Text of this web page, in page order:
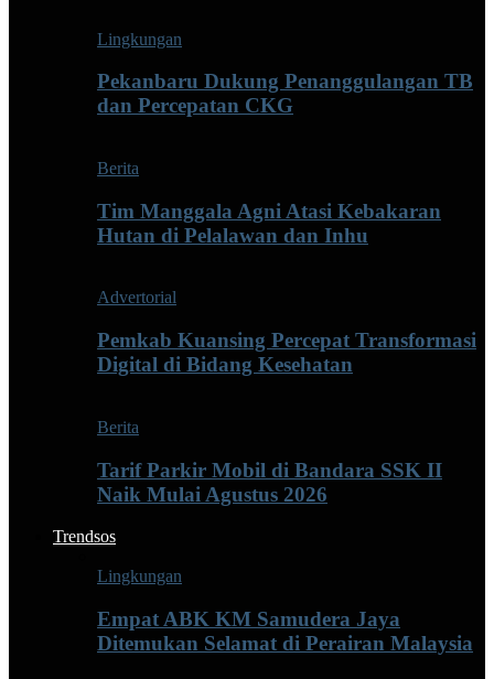
Lingkungan
Pekanbaru Dukung Penanggulangan TB
dan Percepatan CKG
Berita
Tim Manggala Agni Atasi Kebakaran
Hutan di Pelalawan dan Inhu
Advertorial
Pemkab Kuansing Percepat Transformasi
Digital di Bidang Kesehatan
Berita
Tarif Parkir Mobil di Bandara SSK II
Naik Mulai Agustus 2026
Trendsos
Lingkungan
Empat ABK KM Samudera Jaya
Ditemukan Selamat di Perairan Malaysia